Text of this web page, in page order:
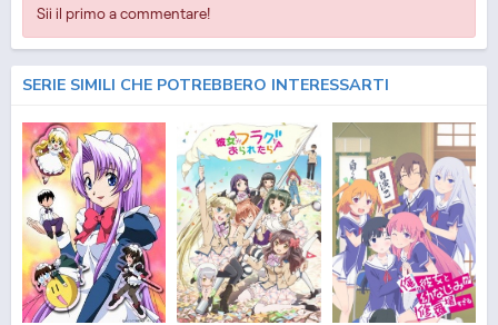
Sii il primo a commentare!
SERIE SIMILI CHE POTREBBERO INTERESSARTI